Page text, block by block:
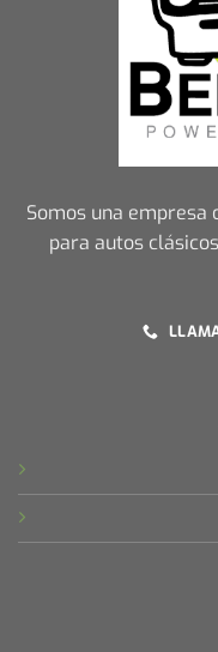
Somos una empresa
para autos